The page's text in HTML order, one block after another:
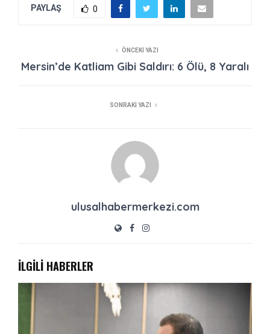
PAYLAŞ 0
ÖNCEKI YAZI
Mersin’de Katliam Gibi Saldırı: 6 Ölü, 8 Yaralı
SONRAKI YAZI
ulusalhabermerkezi.com
İLGİLİ HABERLER